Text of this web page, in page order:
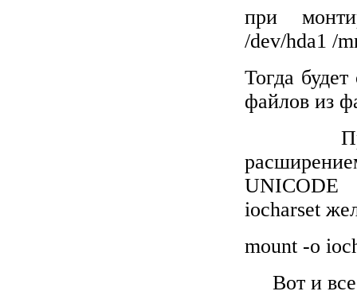
при
/dev/hda1 /
Тогда
файлов из
UNICODE
iocharset
mount -o
Вот и